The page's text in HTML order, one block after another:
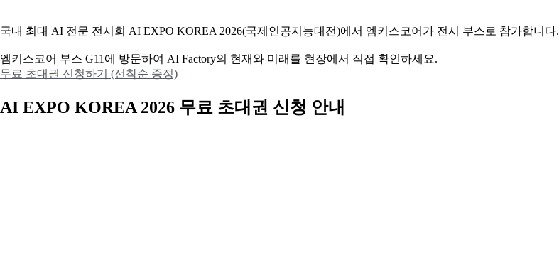
국내 최대 AI 전문 전시회 AI EXPO KOREA 2026(국제인공지능대전)에서 엠키스코어가 전시 부스로 참가합니다.
엠키스코어 부스 G11에 방문하여 AI Factory의 현재와 미래를 현장에서 직접 확인하세요.
무료 초대권 신청하기 (선착순 증정)
AI EXPO KOREA 2026 무료 초대권 신청 안내